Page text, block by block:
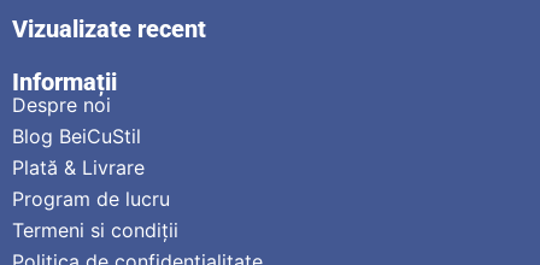
Vizualizate recent
Informații
Despre noi
Blog BeiCuStil
Plată & Livrare
Program de lucru
Termeni si condiții